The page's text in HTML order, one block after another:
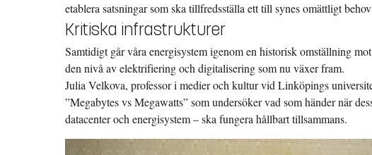
etablera satsningar som ska tillfredsställa ett till synes omättligt
Kritiska infrastrukturer
Samtidigt går våra energisystem igenom en historisk omställning
den nivå av elektrifiering och digitalisering som nu växer fram.
Julia Velkova, professor i medier och kultur vid Linköpings
”Megabytes vs Megawatts” som undersöker vad som händer när
datacenter och energisystem – ska fungera hållbart tillsammans.